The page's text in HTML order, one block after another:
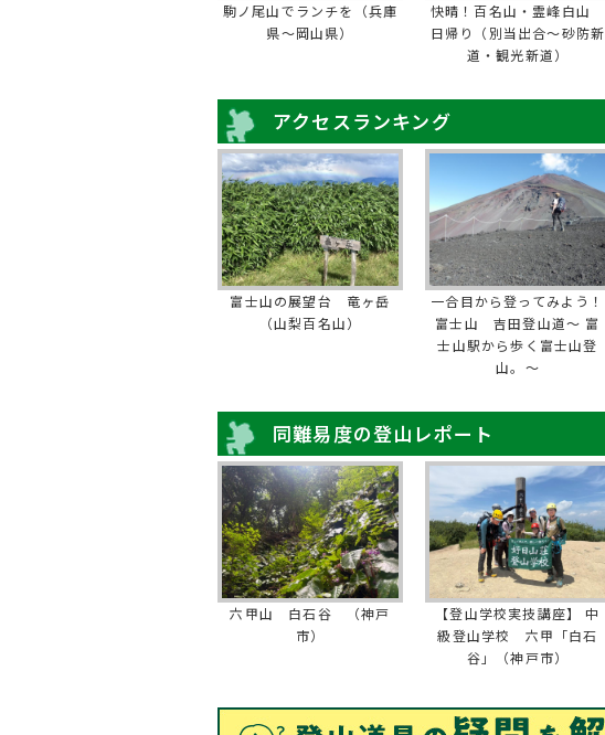
駒ノ尾山でランチを（兵庫
県～岡山県）
快晴！百名山・霊峰白山
日帰り（別当出合～砂防新
道・観光新道）
アクセスランキング
富士山の展望台 竜ヶ岳
（山梨百名山）
一合目から登ってみよう！
富士山 吉田登山道～ 富
士山駅から歩く富士山登
山。～
同難易度の登山レポート
六甲山 白石谷 （神戸
市）
【登山学校実技講座】 中
級登山学校 六甲「白石
谷」（神戸市）